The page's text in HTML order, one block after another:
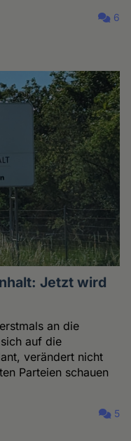
6
Jetzt wird
an die
auf die
verändert nicht
Parteien schauen
5